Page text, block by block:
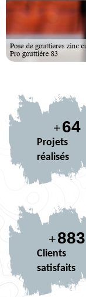
+79
Projets
réalisés
+883
Clients
satisfaits